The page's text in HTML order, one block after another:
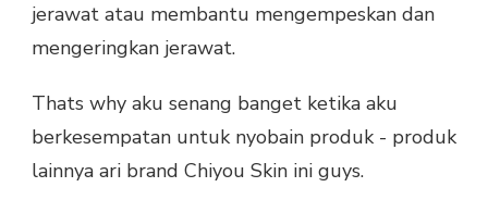
jerawat atau membantu mengempeskan dan
mengeringkan jerawat.
Thats why aku senang banget ketika aku
berkesempatan untuk nyobain produk - produk
lainnya ari brand Chiyou Skin ini guys.